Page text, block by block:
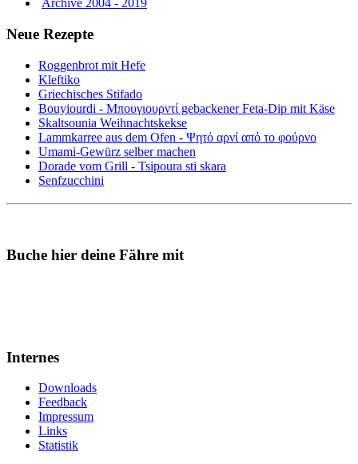
Archive 2004 - 2019
Neue Rezepte
Roggenbrot mit Hefe
Kleftiko
Griechisches Stifado
Bouyiourdi - Μπουγιουρντί gebackener Feta-Dip mit Käse
Skaltsounia Weihnachtskekse
Lammkarree aus dem Ofen - Ψητό αρνί από το φούρνο
Umami-Gewürz selber machen
Dorade vom Grill - Tsipoura sti skara
Senfzucchini
Buche hier deine Fähre mit
Internes
Downloads
Feedback
Impressum
Links
Statistik